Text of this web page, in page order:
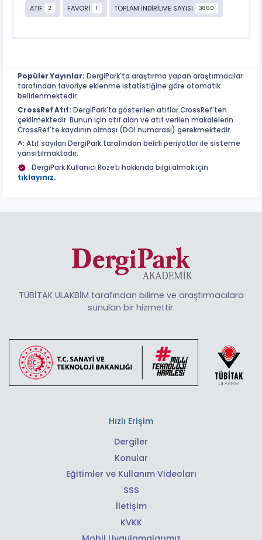
ATIF
2 FAVORİ 1 TOPLAM İNDİRİLME SAYISI 3860
Popüler Yayınlar: DergiPark'ta araştırma yapan araştırmacılar
tarafından favoriye eklenme istatistiğine göre otomatik
belirlenmektedir.
CrossRef Atıf: DergiPark'ta gösterilen atıflar CrossRef'ten
çekilmektedir. Bunun için atıf alan ve atıf verilen makalelerin
CrossRef'te kaydının olması (DOI numarası) gerekmektedir.
^: Atıf sayıları DergiPark tarafından belirli periyotlar ile sisteme
yansıtılmaktadır.
: DergiPark Kullanıcı Rozeti hakkında bilgi almak için
tıklayınız.
TÜBİTAK ULAKBİM tarafından bilime ve araştırmacılara
sunulan bir hizmettir.
Hızlı Erişim
Dergiler
Konular
Eğitimler ve Kullanım Videoları
SSS
İletişim
KVKK